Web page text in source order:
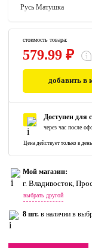
Русь Матушка
стоимость товара:
579.99 ₽
добавить в
Доступен для
через час после
Цена действует только в
Мой магазин:
г. Владивосток,
выбрать другой
8 шт. в наличии в